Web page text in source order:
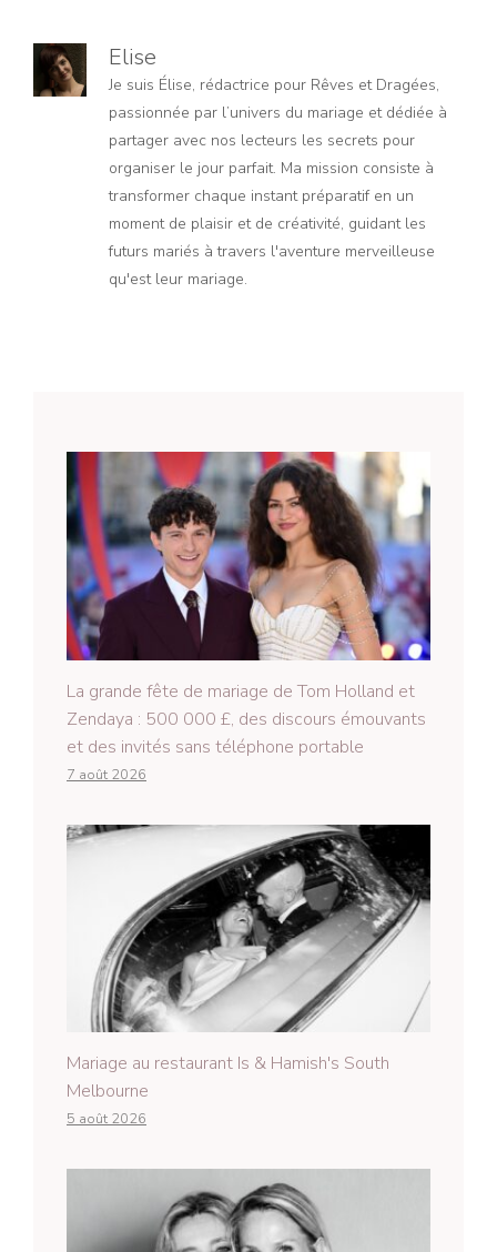
Elise
Je suis Élise, rédactrice pour Rêves et Dragées,
passionnée par l’univers du mariage et dédiée à
partager avec nos lecteurs les secrets pour
organiser le jour parfait. Ma mission consiste à
transformer chaque instant préparatif en un
moment de plaisir et de créativité, guidant les
futurs mariés à travers l'aventure merveilleuse
qu'est leur mariage.
La grande fête de mariage de Tom Holland et
Zendaya : 500 000 £, des discours émouvants
et des invités sans téléphone portable
7 août 2026
Mariage au restaurant Is & Hamish's South
Melbourne
5 août 2026